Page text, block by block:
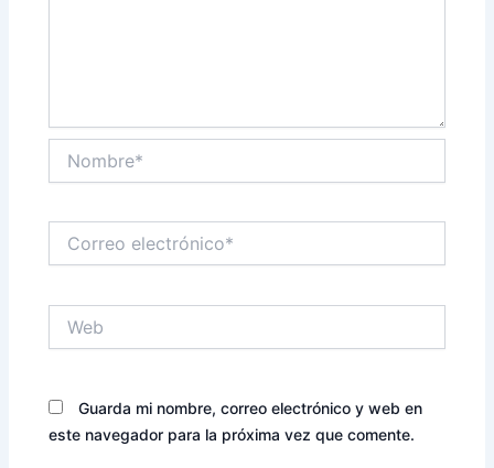
electrónico*
Guarda mi nombre, correo electrónico y web en
este navegador para la próxima vez que comente.